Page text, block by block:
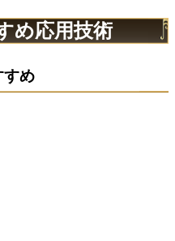
め応用技術
すめ